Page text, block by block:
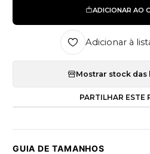
ADICIONAR AO
Adicionar à
Mostrar stock
PARTILHAR ESTE
GUIA DE TAMANHOS